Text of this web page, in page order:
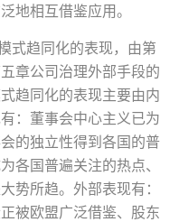
地相互借鉴应用。
式趋同化的表现，由第
章公司治理外部手段的
趋同化的表现主要由内
：董事会中心主义已为
的独立性得到各国的普
各国普遍关注的热点、
势所趋。外部表现有：
被欧盟广泛借鉴、股东